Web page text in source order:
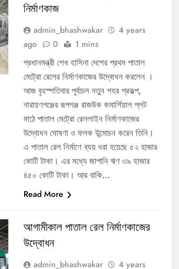
নির্মাণকাজ
admin_bhashwakar
4 years
ago
0 1 mins
প্রধানমন্ত্রী শেখ হাসিনা দেশের প্রথম পাতাল
মেট্রো রেলের নির্মাণকাজের উদ্বোধন করলেন ।
আজ বৃহস্পতিবার পূর্বাচল নতুন শহর প্রকল্প,
নারায়ণগঞ্জের রূপগঞ্জ রাজউক কমার্শিয়াল প্লট
মাঠে পাতাল মেট্রো রেললাইন নির্মাণকাজের
উদ্বোধন ঘোষণা ও ফলক উন্মোচন করেন তিনি।
এ পাতাল রেল নির্মাণে ব্যয় ধরা হয়েছে ৫২ হাজার
কোটি টাকা। এর মধ্যে জাপানি ঋণ ৩৯ হাজার
৪৫০ কোটি টাকা। আর বাকি…
Read More
আগামীকাল পাতাল রেল নির্মাণকাজের
উদ্বোধন
admin_bhashwakar 4 years